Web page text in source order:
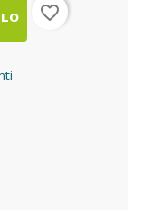
favorite_border